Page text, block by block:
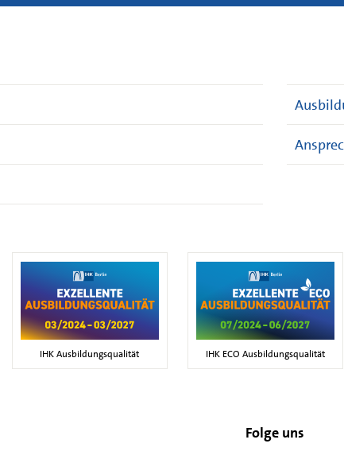
IHK Ausbildungsqualität IHK ECO Ausbildungsqualität
Folge uns